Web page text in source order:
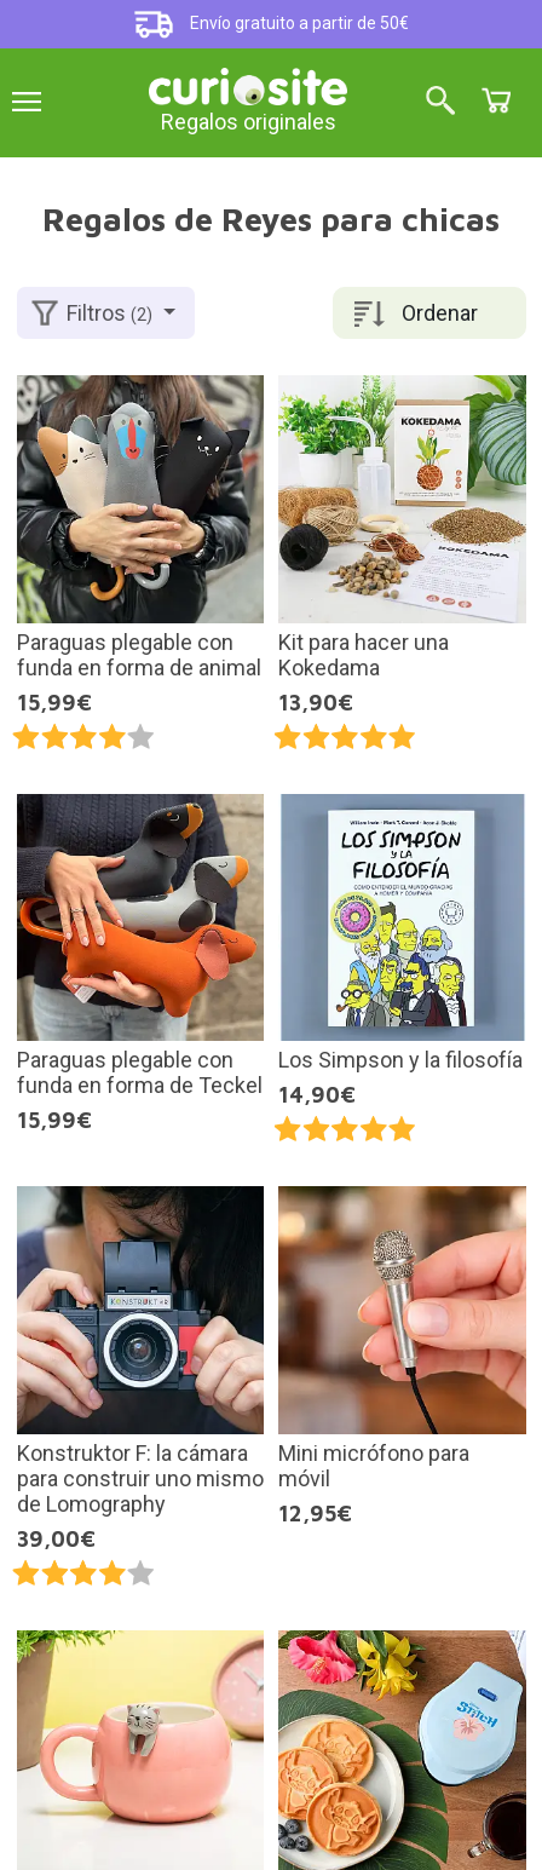
Envío gratuito a partir de 50€
Regalos originales
Regalos de Reyes para chicas
Ordenar
Filtros(2)
Paraguas plegable con
funda en forma de animal
15,99€
Kit para hacer una
Kokedama
13,90€
Paraguas plegable con
funda en forma de Teckel
15,99€
Los Simpson y la filosofía
14,90€
Konstruktor F: la cámara
para construir uno mismo
de Lomography
39,00€
Mini micrófono para
móvil
12,95€